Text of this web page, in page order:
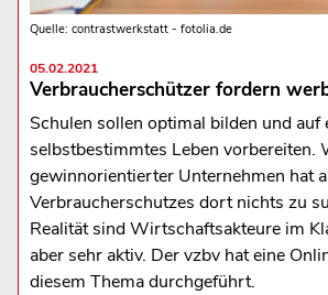
Quelle: contrastwerkstatt - fotolia.de
05.02.2021
Verbraucherschützer fordern
Schulen sollen optimal bilden und auf
selbstbestimmtes Leben vorbereiten.
gewinnorientierter Unternehmen hat
Verbraucherschutzes dort nichts zu
Realität sind Wirtschaftsakteure im
aber sehr aktiv. Der vzbv hat eine
diesem Thema durchgeführt.